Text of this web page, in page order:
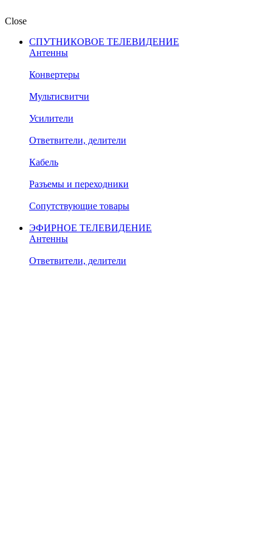
Close
СПУТНИКОВОЕ ТЕЛЕВИДЕНИЕ
Антенны
Конвертеры
Мультисвитчи
Усилители
Ответвители, делители
Кабель
Разъемы и переходники
Сопутствующие товары
ЭФИРНОЕ ТЕЛЕВИДЕНИЕ
Антенны
Ответвители, делители